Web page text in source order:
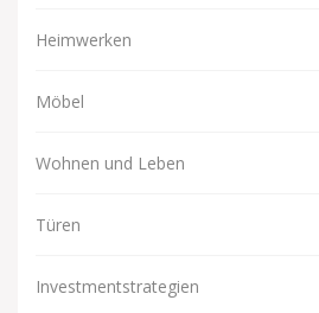
Heimwerken
Möbel
Wohnen und Leben
Türen
Investmentstrategien